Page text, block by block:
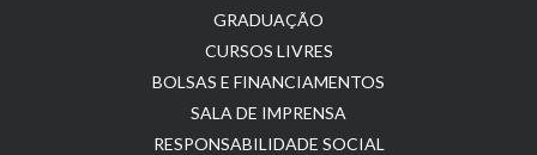
GRADUAÇÃO
CURSOS LIVRES
BOLSAS E FINANCIAMENTOS
SALA DE IMPRENSA
RESPONSABILIDADE SOCIAL